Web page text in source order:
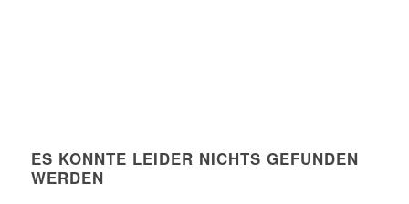
ES KONNTE LEIDER NICHTS GEFUNDEN
WERDEN